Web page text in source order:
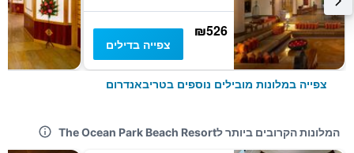
₪526
צפייה בדילים
צפייה במלונות מובילים נוספים בטריבאנדרום
המלונות הקרובים ביותר לThe Ocean Park Beach Resort